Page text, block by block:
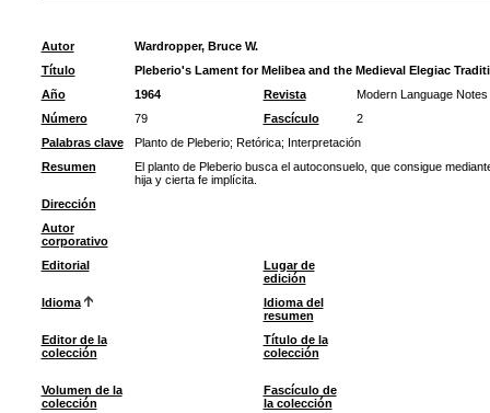
Autor
Wardropper, Bruce W.
Título
Pleberio's Lament for Melibea and the Medieval Elegiac
Año
1964 Revista
Modern Language Notes
Número
79 Fascículo
2
Palabras clave
Planto de Pleberio; Retórica; Interpretación
Resumen
El planto de Pleberio busca el autoconsuelo, que consigue
hija y cierta fe implícita.
Dirección
Autor
corporativo
Editorial
Lugar de
edición
Idioma
Idioma del
resumen
Editor de la
colección
Título de la
colección
Volumen de la
colección
Fascículo de
la colección